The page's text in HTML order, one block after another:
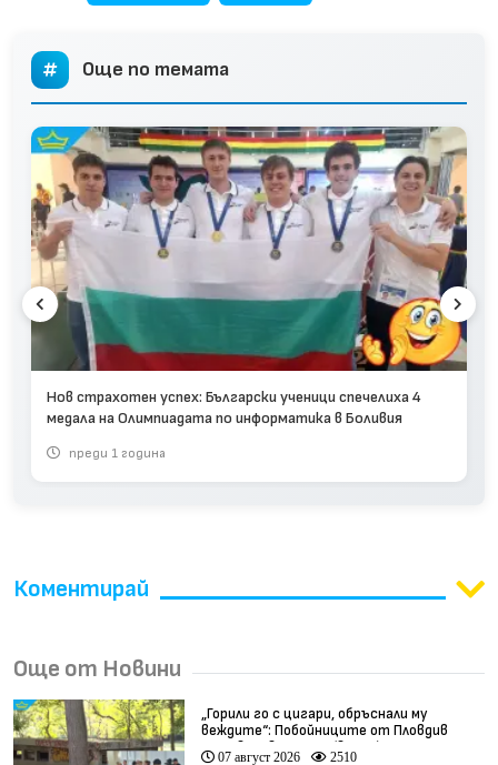
Още по темата
Нов страхотен успех: Български ученици спечелиха 4
медала на Олимпиадата по информатика в Боливия
преди 1 година
Коментирай
Още от Новини
„Горили го с цигари, обръснали му
веждите“: Побойниците от Пловдив
остават в ареста (видео)
07 август 2026 2510